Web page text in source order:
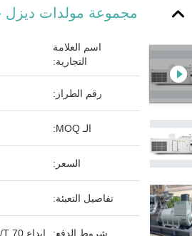
مجموعة مولدات ديزل حاوية 20
اسم العلامة
التجارية:
رقم الطراز:
الـ MOQ:
السعر:
تفاصيل التعبئة:
شروط الدفع: إيداع T/T 30 ٪ ، T/T 70 ٪ قبل الشحن